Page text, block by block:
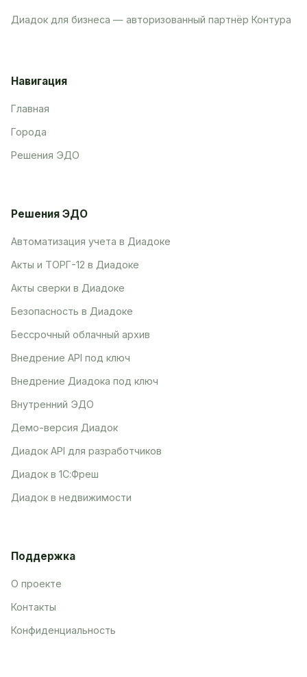
Диадок для бизнеса — авторизованный партнёр Контура
Навигация
Главная
Города
Решения ЭДО
Решения ЭДО
Автоматизация учета в Диадоке
Акты и ТОРГ-12 в Диадоке
Акты сверки в Диадоке
Безопасность в Диадоке
Бессрочный облачный архив
Внедрение API под ключ
Внедрение Диадока под ключ
Внутренний ЭДО
Демо-версия Диадок
Диадок API для разработчиков
Диадок в 1С:Фреш
Диадок в недвижимости
Поддержка
О проекте
Контакты
Конфиденциальность